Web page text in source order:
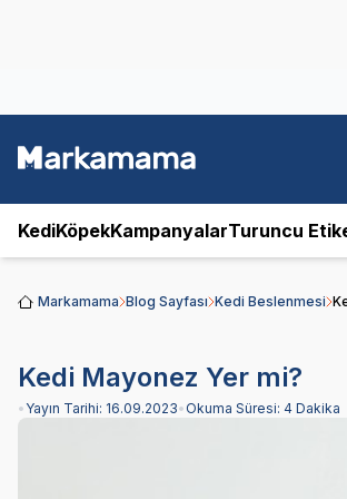
KediKöpekKampanyalarTuruncu
Markamama Blog Sayfası Kedi Beslenmesi
Kedi Mayonez Yer mi?
• Yayın Tarihi: 16.09.2023•Okuma Süresi: 4 Dakika